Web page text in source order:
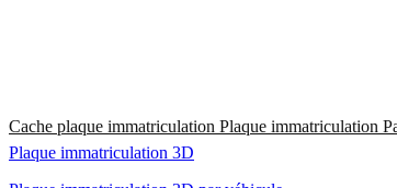
Cache plaque immatriculation Plaque immatriculation
Plaque immatriculation 3D